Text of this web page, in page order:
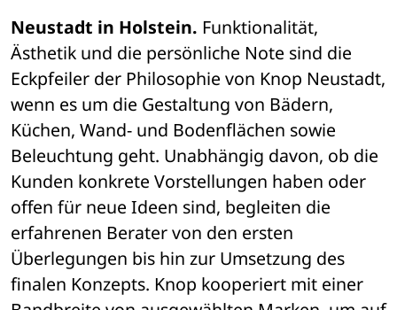
Neustadt in Holstein. Funktionalität,
Ästhetik und die persönliche Note sind die
Eckpfeiler der Philosophie von Knop Neustadt,
wenn es um die Gestaltung von Bädern,
Küchen, Wand- und Bodenflächen sowie
Beleuchtung geht. Unabhängig davon, ob die
Kunden konkrete Vorstellungen haben oder
offen für neue Ideen sind, begleiten die
erfahrenen Berater von den ersten
Überlegungen bis hin zur Umsetzung des
finalen Konzepts. Knop kooperiert mit einer